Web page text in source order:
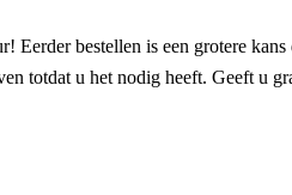
Eerder bestellen is een grotere
totdat u het nodig heeft. Geeft u